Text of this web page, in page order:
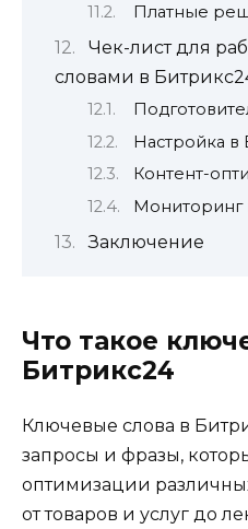
Платные
Чек-лист для
словами в
Настройка в
Контент-
Мониторинг
Заключение
Что такое
Битрикс24
Ключевые слова в
запросы и фразы,
оптимизации
от товаров и услуг до